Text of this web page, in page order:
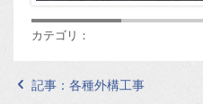
カテゴリ：
記事： 各種外構工事